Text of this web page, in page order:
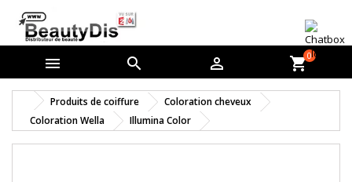
   shopping_cart0
Produits de coiffure
Coloration cheveux
Coloration Wella
Illumina Color